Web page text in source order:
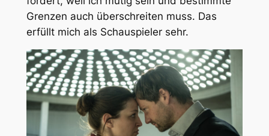
Grenzen auch überschreiten muss. Das
erfüllt mich als Schauspieler sehr.